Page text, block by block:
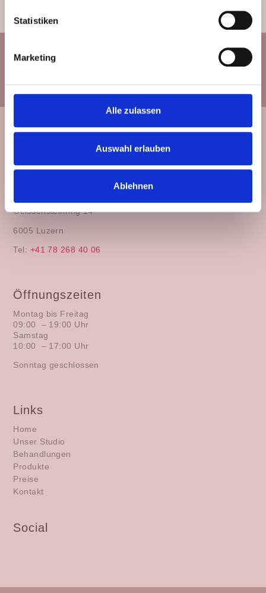
Statistiken
Marketing
Alle zulassen
Auswahl erlauben
Ablehnen
Geissensteinring 14
6005 Luzern
Tel: +41 78 268 40 06
Öffnungszeiten
Montag bis Freitag
09:00 – 19:00 Uhr
Samstag
10:00 – 17:00 Uhr
Sonntag geschlossen
Links
Home
Unser Studio
Behandlungen
Produkte
Preise
Kontakt
Social